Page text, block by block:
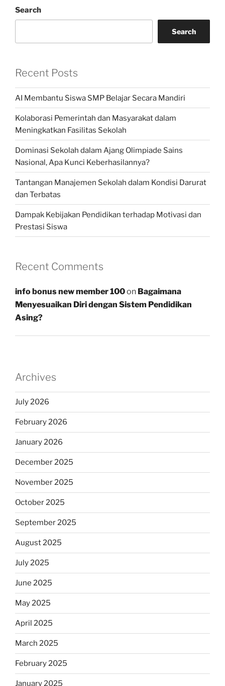
Search
Search
Recent Posts
AI Membantu Siswa SMP Belajar Secara Mandiri
Kolaborasi Pemerintah dan Masyarakat dalam
Meningkatkan Fasilitas Sekolah
Dominasi Sekolah dalam Ajang Olimpiade Sains
Nasional, Apa Kunci Keberhasilannya?
Tantangan Manajemen Sekolah dalam Kondisi Darurat
dan Terbatas
Dampak Kebijakan Pendidikan terhadap Motivasi dan
Prestasi Siswa
Recent Comments
info bonus new member 100on Bagaimana
Menyesuaikan Diri dengan Sistem Pendidikan
Asing?
Archives
July 2026
February 2026
January 2026
December 2025
November 2025
October 2025
September 2025
August 2025
July 2025
June 2025
May 2025
April 2025
March 2025
February 2025
January 2025